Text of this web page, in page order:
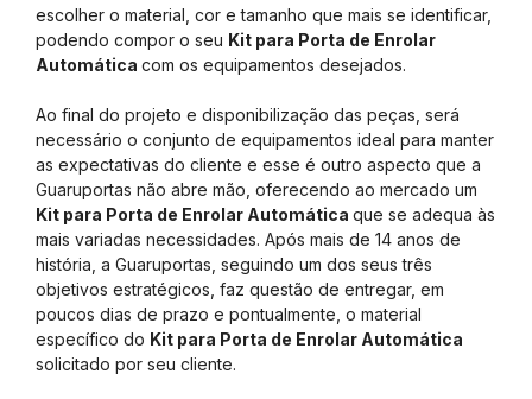
escolher o material, cor e tamanho que mais se identificar,
podendo compor o seu Kit para Porta de Enrolar
Automática com os equipamentos desejados.
Ao final do projeto e disponibilização das peças, será
necessário o conjunto de equipamentos ideal para manter
as expectativas do cliente e esse é outro aspecto que a
Guaruportas não abre mão, oferecendo ao mercado um
Kit para Porta de Enrolar Automática que se adequa às
mais variadas necessidades. Após mais de 14 anos de
história, a Guaruportas, seguindo um dos seus três
objetivos estratégicos, faz questão de entregar, em
poucos dias de prazo e pontualmente, o material
específico do Kit para Porta de Enrolar Automática
solicitado por seu cliente.